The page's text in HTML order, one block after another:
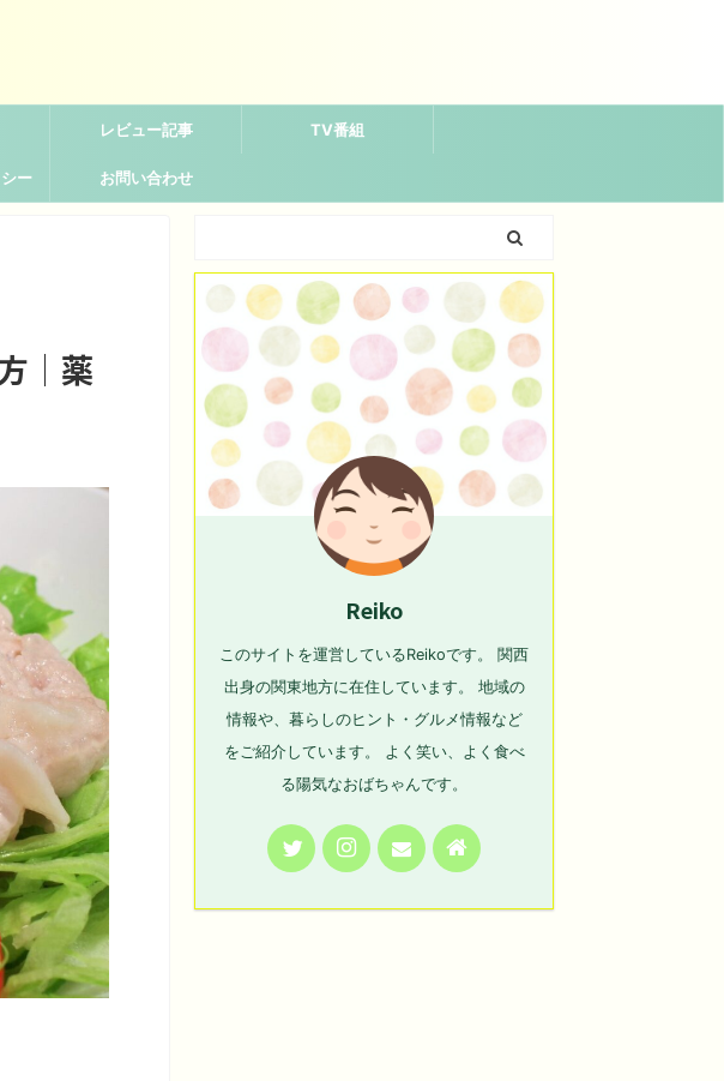
レビュー記事 TV番組
ー お問い合わせ
｜薬
Reiko
このサイトを運営しているReikoです。 関西
出身の関東地方に在住しています。 地域の
情報や、暮らしのヒント・グルメ情報など
をご紹介しています。 よく笑い、よく食べ
る陽気なおばちゃんです。